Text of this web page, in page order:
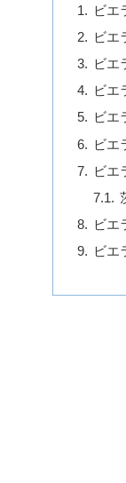
ビエ
ビエ
ビエ
ビエ
ビエ
ビエ
ビエ
ビエ
ビエ